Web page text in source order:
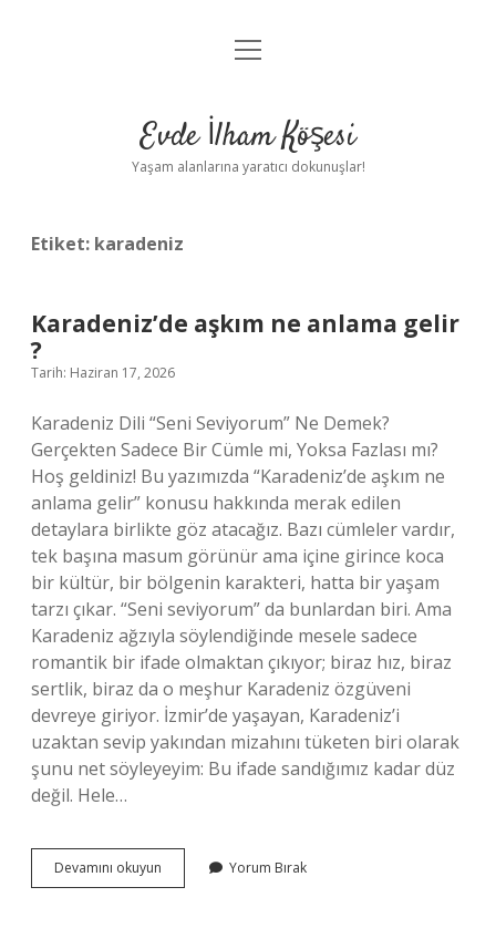
Anasayfa
Yasal Uyarı
menüyü
Evde İlham Köşesi
Yaşam alanlarına yaratıcı dokunuşlar!
Etiket: karadeniz
Karadeniz’de aşkım ne anlama gelir
?
Tarih: Haziran 17, 2026
Karadeniz Dili “Seni Seviyorum” Ne Demek?
Gerçekten Sadece Bir Cümle mi, Yoksa Fazlası mı?
Hoş geldiniz! Bu yazımızda “Karadeniz’de aşkım ne
anlama gelir” konusu hakkında merak edilen
detaylara birlikte göz atacağız. Bazı cümleler vardır,
tek başına masum görünür ama içine girince koca
bir kültür, bir bölgenin karakteri, hatta bir yaşam
tarzı çıkar. “Seni seviyorum” da bunlardan biri. Ama
Karadeniz ağzıyla söylendiğinde mesele sadece
romantik bir ifade olmaktan çıkıyor; biraz hız, biraz
sertlik, biraz da o meşhur Karadeniz özgüveni
devreye giriyor. İzmir’de yaşayan, Karadeniz’i
uzaktan sevip yakından mizahını tüketen biri olarak
şunu net söyleyeyim: Bu ifade sandığımız kadar düz
değil. Hele…
Devamını okuyun Karadeniz’de
aşkım
Yorum Bırak